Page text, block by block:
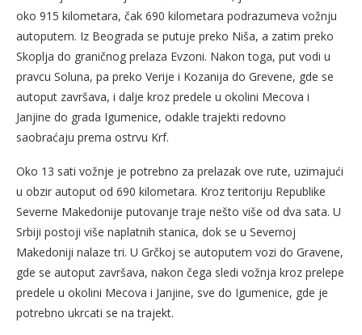
oko 915 kilometara, čak 690 kilometara podrazumeva vožnju
autoputem. Iz Beograda se putuje preko Niša, a zatim preko
Skoplja do graničnog prelaza Evzoni. Nakon toga, put vodi u
pravcu Soluna, pa preko Verije i Kozanija do Grevene, gde se
autoput završava, i dalje kroz predele u okolini Mecova i
Janjine do grada Igumenice, odakle trajekti redovno
saobraćaju prema ostrvu Krf.
Oko 13 sati vožnje je potrebno za prelazak ove rute, uzimajući
u obzir autoput od 690 kilometara. Kroz teritoriju Republike
Severne Makedonije putovanje traje nešto više od dva sata. U
Srbiji postoji više naplatnih stanica, dok se u Severnoj
Makedoniji nalaze tri. U Grčkoj se autoputem vozi do Gravene,
gde se autoput završava, nakon čega sledi vožnja kroz prelepe
predele u okolini Mecova i Janjine, sve do Igumenice, gde je
potrebno ukrcati se na trajekt.